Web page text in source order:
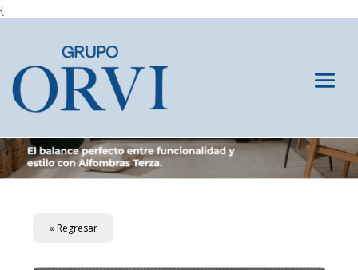
{
« Regresar